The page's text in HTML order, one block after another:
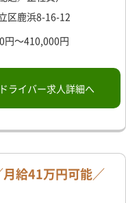
区鹿浜8-16-12
円～410,000円
ドライバー求人詳細へ
給41万円可能／